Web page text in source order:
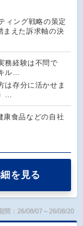
ィング戦略の策定
まえた訴求軸の決
務経験は不問で
ル…
は存分に活かせま
…
康食品などの自社
を見る
間：26/08/07～26/08/20